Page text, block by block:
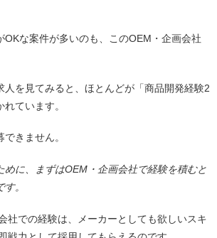
OKな案件が多いのも、このOEM・企画会社
人を見てみると、ほとんどが「商品開発経験2
ています。
きません。
めに、まずはOEM・企画会社で経験を積むと
。
社での経験は、メーカーとしても欲しいスキ